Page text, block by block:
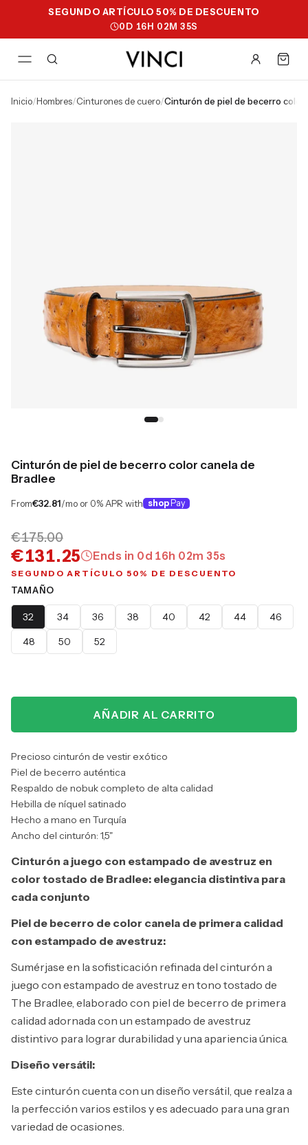
SEGUNDO ARTÍCULO 50% DE DESCUENTO
0D 16H 02M 34S
inicio/ hombres/ cinturones de cuero/ cinturón de piel de becerro
Cinturón de piel de becerro color canela de
Bradlee
From€32.81/mo or 0% APR with shop Pay
€175.00
€131.25 Ends in 0d 16h 02m 34s
SEGUNDO ARTÍCULO 50% DE DESCUENTO
TAMAÑO
32 34 36 38 40 42 44
46
48
50 52
AÑADIR AL CARRITO
Precioso cinturón de vestir exótico
Piel de becerro auténtica
Respaldo de nobuk completo de alta calidad
Hebilla de níquel satinado
Hecho a mano en Turquía
Ancho del cinturón: 1,5"
Cinturón a juego con estampado de avestruz en
color tostado de Bradlee: elegancia distintiva para
cada conjunto
Piel de becerro de color canela de primera calidad
con estampado de avestruz:
Sumérjase en la sofisticación refinada del cinturón a
juego con estampado de avestruz en tono tostado de
The Bradlee, elaborado con piel de becerro de primera
calidad adornada con un estampado de avestruz
distintivo para lograr durabilidad y una apariencia única.
Diseño versátil:
Este cinturón cuenta con un diseño versátil, que realza a
la perfección varios estilos y es adecuado para una gran
variedad de ocasiones.